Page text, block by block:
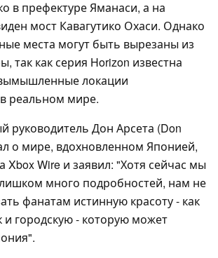
в префектуре Яманаси, а на
мост Кавагутико Охаси. Однако
места могут быть вырезаны из
так как серия Horizon известна
локации
реальном мире.
руководитель Дон Арсета (Don
о мире, вдохновленном Японией,
Wire и заявил: "Хотя сейчас мы
много подробностей, нам не
фанатам истинную красоту - как
и городскую - которую может